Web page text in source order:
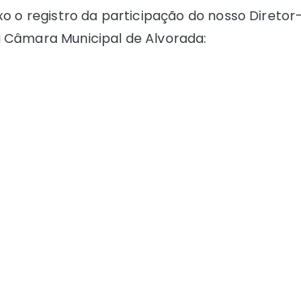
o registro da participação do nosso
Municipal de Alvorada: